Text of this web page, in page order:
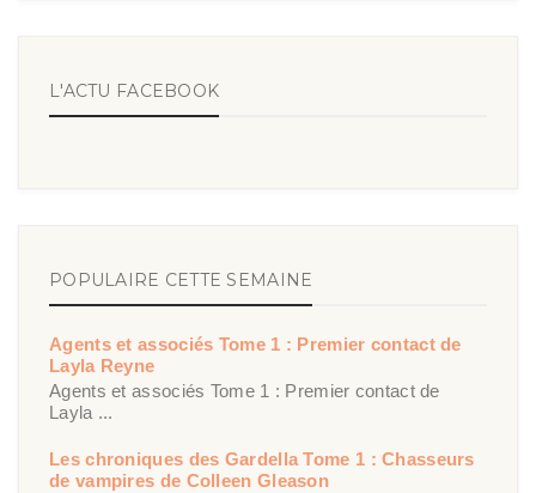
L'ACTU FACEBOOK
POPULAIRE CETTE SEMAINE
Agents et associés Tome 1 : Premier contact de
Layla Reyne
Agents et associés Tome 1 : Premier contact de
Layla ...
Les chroniques des Gardella Tome 1 : Chasseurs
de vampires de Colleen Gleason